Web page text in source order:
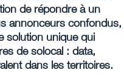
de répondre à un
annonceurs confondus,
solution unique qui
de solocal : data,
dans les territoires.